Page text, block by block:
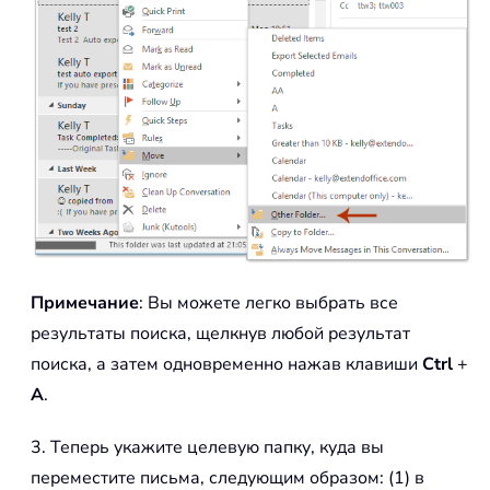
Примечание: Вы можете легко выбрать все
результаты поиска, щелкнув любой результат
поиска, а затем одновременно нажав клавиши Ctrl+
A.
3. Теперь укажите целевую папку, куда вы
переместите письма, следующим образом: (1) в